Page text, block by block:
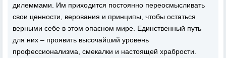
дилеммами. Им приходится постоянно переосмысливать
свои ценности, верования и принципы, чтобы остаться
верными себе в этом опасном мире. Единственный путь
для них – проявить высочайший уровень
профессионализма, смекалки и настоящей храбрости.